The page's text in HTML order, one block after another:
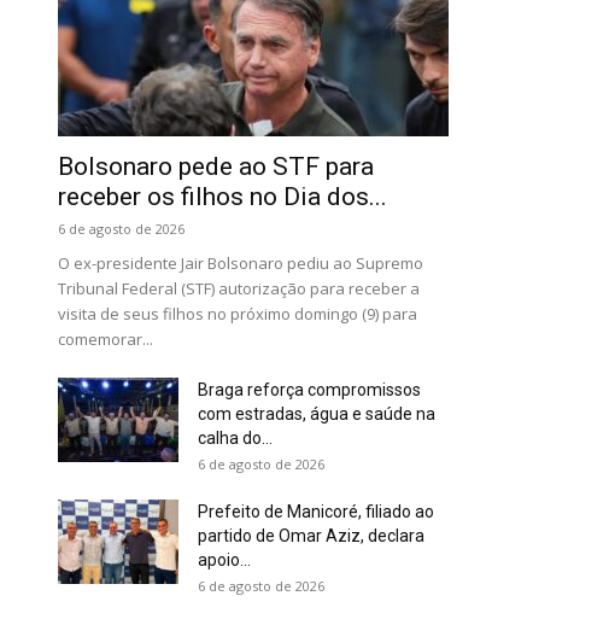
Bolsonaro pede ao STF para
receber os filhos no Dia dos...
6 de agosto de 2026
O ex-presidente Jair Bolsonaro pediu ao Supremo
Tribunal Federal (STF) autorização para receber a
visita de seus filhos no próximo domingo (9) para
comemorar...
Braga reforça compromissos
com estradas, água e saúde na
calha do...
6 de agosto de 2026
Prefeito de Manicoré, filiado ao
partido de Omar Aziz, declara
apoio...
6 de agosto de 2026